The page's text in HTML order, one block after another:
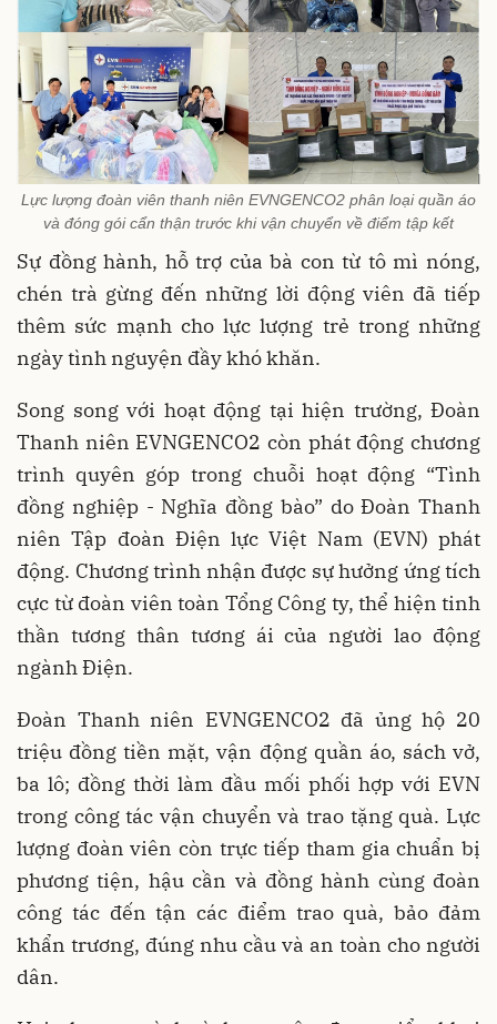
Lực lượng đoàn viên thanh niên EVNGENCO2 phân loại quần áo
và đóng gói cẩn thận trước khi vận chuyển về điểm tập kết
Sự đồng hành, hỗ trợ của bà con từ tô mì nóng,
chén trà gừng đến những lời động viên đã tiếp
thêm sức mạnh cho lực lượng trẻ trong những
ngày tình nguyện đầy khó khăn.
Song song với hoạt động tại hiện trường, Đoàn
Thanh niên EVNGENCO2 còn phát động chương
trình quyên góp trong chuỗi hoạt động “Tình
đồng nghiệp - Nghĩa đồng bào” do Đoàn Thanh
niên Tập đoàn Điện lực Việt Nam (EVN) phát
động. Chương trình nhận được sự hưởng ứng tích
cực từ đoàn viên toàn Tổng Công ty, thể hiện tinh
thần tương thân tương ái của người lao động
ngành Điện.
Đoàn Thanh niên EVNGENCO2 đã ủng hộ 20
triệu đồng tiền mặt, vận động quần áo, sách vở,
ba lô; đồng thời làm đầu mối phối hợp với EVN
trong công tác vận chuyển và trao tặng quà. Lực
lượng đoàn viên còn trực tiếp tham gia chuẩn bị
phương tiện, hậu cần và đồng hành cùng đoàn
công tác đến tận các điểm trao quà, bảo đảm
khẩn trương, đúng nhu cầu và an toàn cho người
dân.